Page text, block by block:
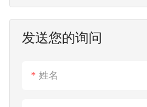
储能电池
ESS太阳能储能系统
发送您的询问
姓名